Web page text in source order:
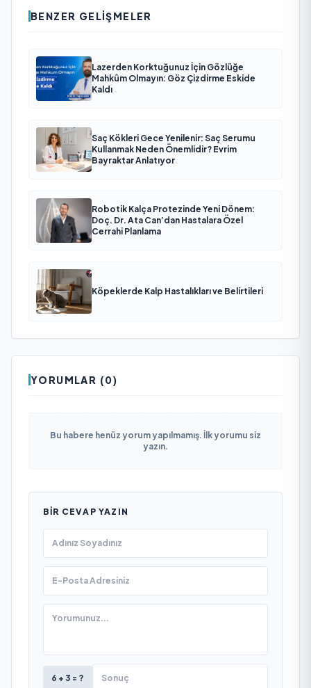
BENZER GELIŞMELER
Lazerden Korktuğunuz İçin Gözlüğe
Mahkûm Olmayın: Göz Çizdirme Eskide
Kaldı
Saç Kökleri Gece Yenilenir: Saç Serumu
Kullanmak Neden Önemlidir? Evrim
Bayraktar Anlatıyor
Robotik Kalça Protezinde Yeni Dönem:
Doç. Dr. Ata Can’dan Hastalara Özel
Cerrahi Planlama
Köpeklerde Kalp Hastalıkları ve Belirtileri
YORUMLAR (0)
Bu habere henüz yorum yapılmamış. İlk yorumu siz
yazın.
BIR CEVAP YAZIN
6 + 3 = ?